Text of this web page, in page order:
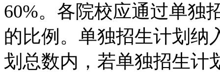
60%。各院校应通过单独
的比例。单独招生计划纳
划总数内，若单独招生计